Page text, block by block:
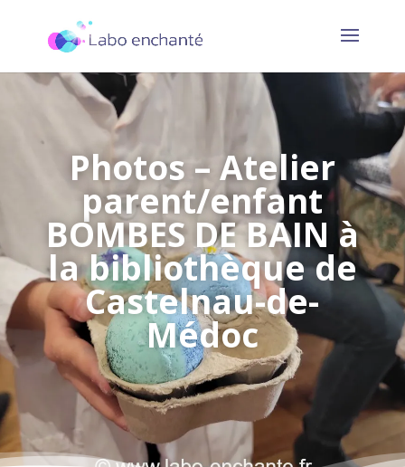
Photos – Atelier
parent/enfant
BOMBES DE BAIN à
la bibliothèque de
Castelnau-de-
Médoc